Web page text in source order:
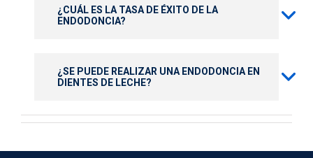
¿CUÁL ES LA TASA DE ÉXITO DE LA
ENDODONCIA?
¿SE PUEDE REALIZAR UNA ENDODONCIA EN
DIENTES DE LECHE?